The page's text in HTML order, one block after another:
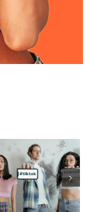
besten
TikTok-
kreative